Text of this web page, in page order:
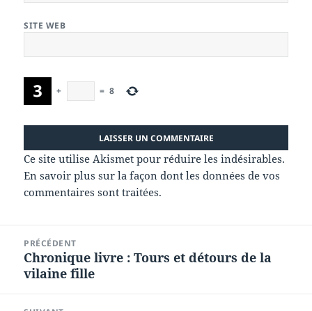
SITE WEB
+ = 8
Ce site utilise Akismet pour réduire les indésirables.
En savoir plus sur la façon dont les données de vos
commentaires sont traitées.
l’article
PRÉCÉDENT
Article
précédent :
Chronique livre : Tours et détours de la
vilaine fille